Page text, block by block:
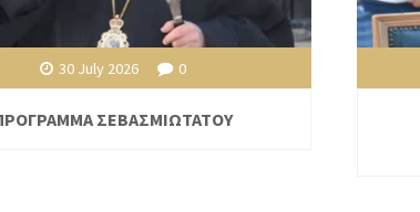
30 July 2026 0
ΣΕΒΑΣΜΙΩΤΑΤΟΥ